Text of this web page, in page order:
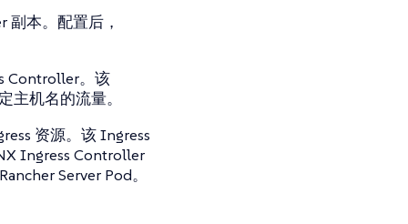
副本。配置后，
Controller。该
机名的流量。
资源。该 Ingress
Ingress Controller
Server Pod。